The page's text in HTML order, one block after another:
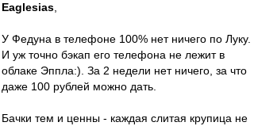
Eaglesias
У Федуна в телефоне 100% нет ничего по Луку.
И уж точно бэкап его телефона не лежит в
облаке Эппла:). За 2 недели нет ничего, за что
даже 100 рублей можно дать.
Бачки тем и ценны - каждая слитая крупица не